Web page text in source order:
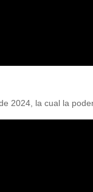
2024, la cual la